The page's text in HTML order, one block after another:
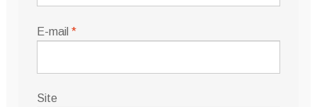
E-mail *
Site